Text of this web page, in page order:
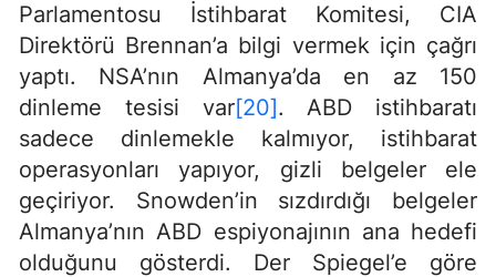
Parlamentosu İstihbarat Komitesi, CIA
Direktörü Brennan’a bilgi vermek için çağrı
yaptı. NSA’nın Almanya’da en az 150
dinleme tesisi var[20]. ABD istihbaratı
sadece dinlemekle kalmıyor, istihbarat
operasyonları yapıyor, gizli belgeler ele
geçiriyor. Snowden’in sızdırdığı belgeler
Almanya’nın ABD espiyonajının ana hedefi
olduğunu gösterdi. Der Spiegel’e göre